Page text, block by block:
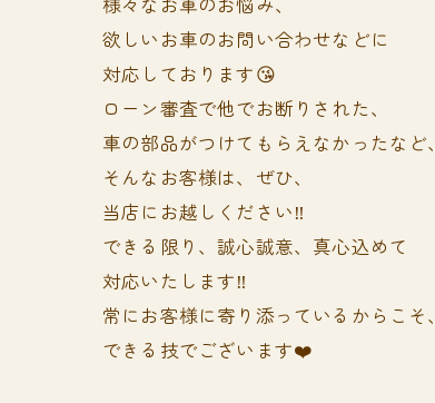
欲しいお車のお問い合わせなどに
対応しております😘
ローン審査で他でお断りされた、
車の部品がつけてもらえなかったなど、
そんなお客様は、ぜひ、
当店にお越しください‼️
できる限り、誠心誠意、真心込めて
対応いたします‼️
常にお客様に寄り添っているからこそ、
できる技でございます❤️